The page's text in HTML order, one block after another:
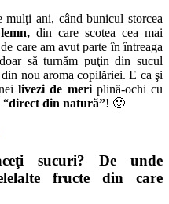
mulţi ani, când bunicul storcea
din care scotea cea mai
care am avut parte în întreaga
să turnăm puţin din sucul
nou aroma copilăriei. E ca şi
livezi de meri plină-ochi cu
“direct din natură”! 🙂
sucuri? De unde
fructe din care